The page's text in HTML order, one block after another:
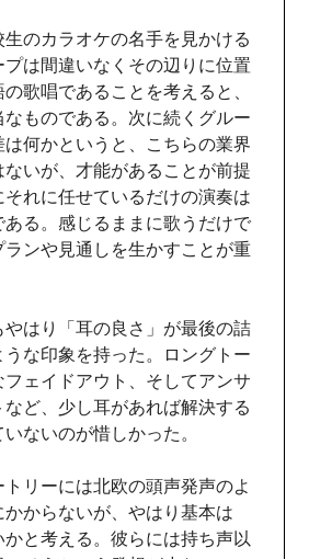
のカラオケの名手を見かける
は間違いなくその辺りに位置
歌唱であることを考えると、
ものである。次に続くグルー
何かというと、こちらの業界
いが、才能があることが前提
れに任せているだけの演奏は
る。感じるままに歌うだけで
ンや見通しを生かすことが重
はり「耳の良さ」が最後の詰
な印象を持った。ロングトー
ェイドアウト、そしてアンサ
ど、少し耳があれば解決する
ないのが惜しかった。
リーには北欧の頭声発声のよ
からないが、やはり基本は
かと考える。彼らには持ち声以